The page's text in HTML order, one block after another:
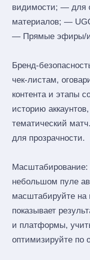
видимости; — для
материалов; —
— Прямые эфиры/
чек‑листам,
контента и этапы
историю
тематический
для прозрачности.
Масштабирование:
небольшом пуле
масштабируйте на
показывает
и платформы,
оптимизируйте по